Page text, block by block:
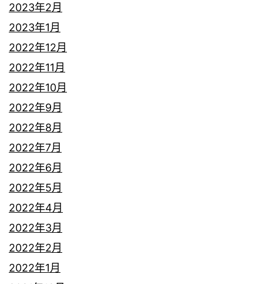
2023年2月
2023年1月
2022年12月
2022年11月
2022年10月
2022年9月
2022年8月
2022年7月
2022年6月
2022年5月
2022年4月
2022年3月
2022年2月
2022年1月